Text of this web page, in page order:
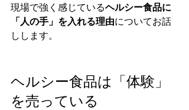
現場で強く感じているヘルシー食品に
「人の手」を入れる理由についてお話
しします。
ヘルシー食品は「体験」
を売っている